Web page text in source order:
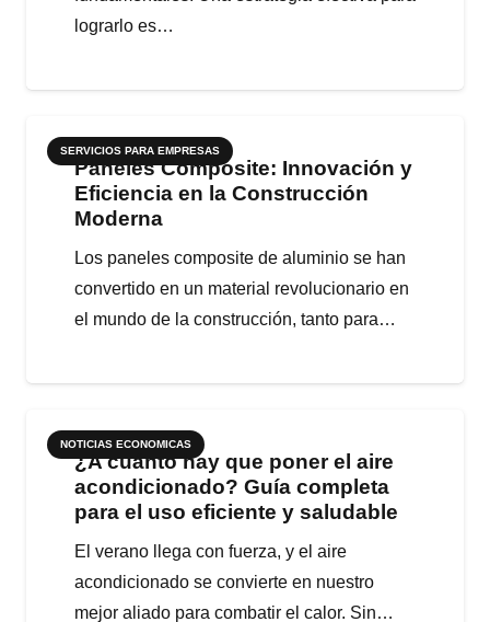
lograrlo es…
SERVICIOS PARA EMPRESAS
Paneles Composite: Innovación y
Eficiencia en la Construcción
Moderna
Los paneles composite de aluminio se han
convertido en un material revolucionario en
el mundo de la construcción, tanto para…
NOTICIAS ECONOMICAS
¿A cuánto hay que poner el aire
acondicionado? Guía completa
para el uso eficiente y saludable
El verano llega con fuerza, y el aire
acondicionado se convierte en nuestro
mejor aliado para combatir el calor. Sin…